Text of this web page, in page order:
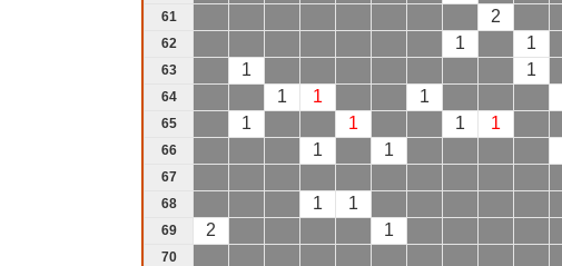
61 2
62 1 1
63 1 1
64 1 1 1
65 1 1 1 1
66 1 1
67
68 1 1
69 2 1
70